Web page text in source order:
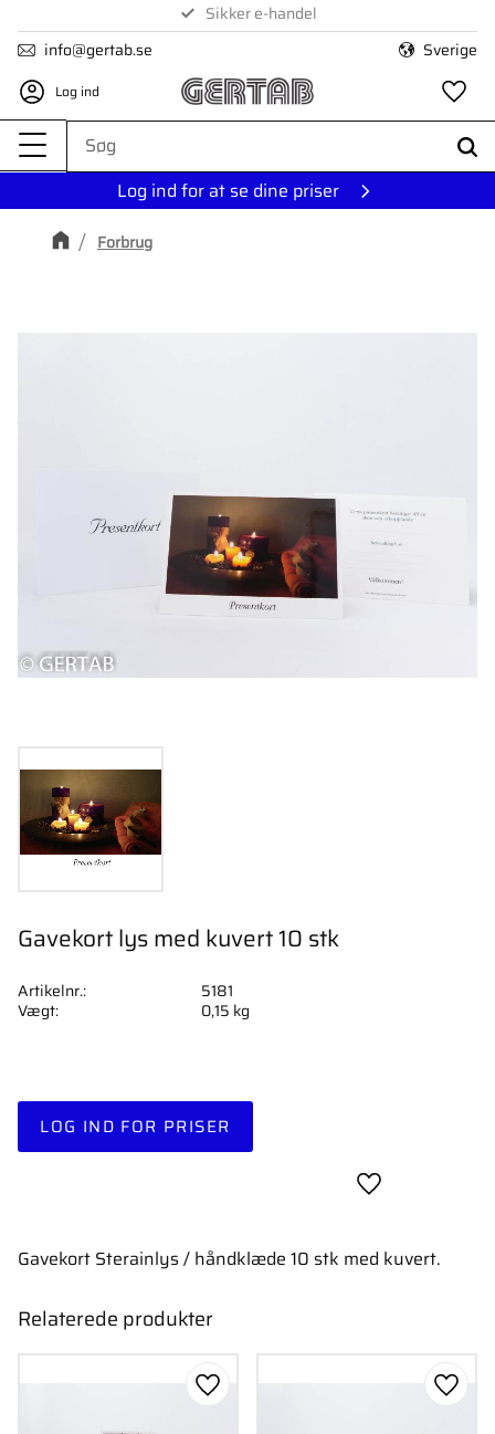
Menu
Sikker e-handel
Levering på 1-4 dage
info@gertab.se
Sverige
Log ind
Log ind for at se dine priser
Forbrug
Gavekort lys med kuvert 10 stk
LOG IND FOR PRISER
Gem som
Artikelnr.
5181
Vægt
0,15 kg
Gavekort Sterainlys / håndklæde 10 stk med kuvert.
Relaterede produkter
Gem som favorit Gem